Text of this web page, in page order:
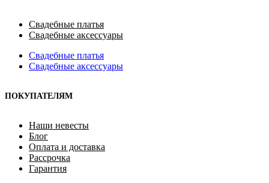
Свадебные платья
Свадебные аксессуары
Свадебные платья
Свадебные аксессуары
ПОКУПАТЕЛЯМ
Наши невесты
Блог
Оплата и доставка
Рассрочка
Гарантия